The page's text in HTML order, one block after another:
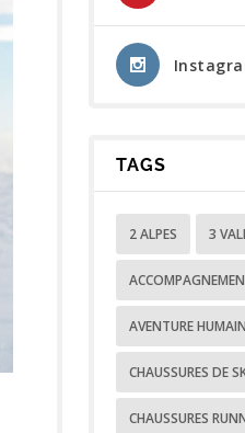
TAGS
2 ALPES 3
AVENTURE
CHAUSSURES DE
CHAUSSURES